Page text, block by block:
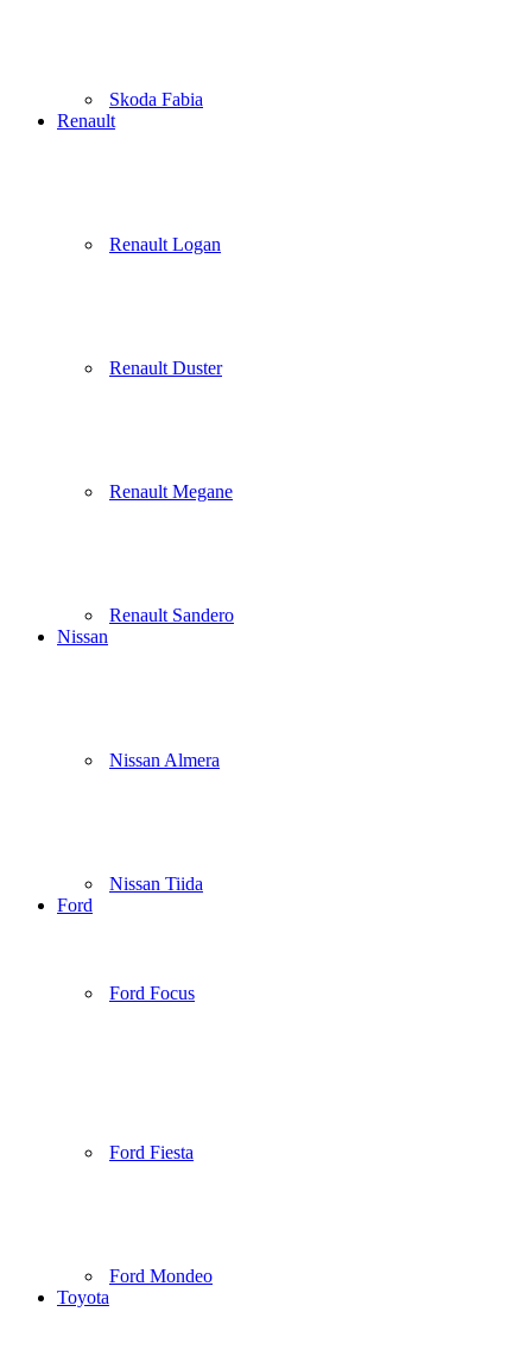
Skoda Fabia
Renault
Renault Logan
Renault Duster
Renault Megane
Renault Sandero
Nissan
Nissan Almera
Nissan Tiida
Ford
Ford Focus
Ford Fiesta
Ford Mondeo
Toyota